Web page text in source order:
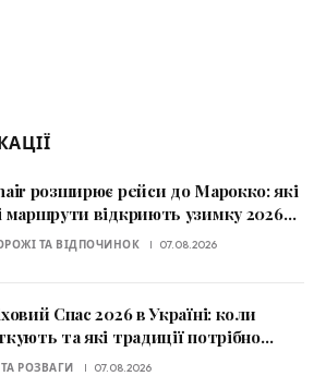
розширює рейси до Марокко: які
маршрути відкриють узимку 2026–
ТА ВІДПОЧИНОК 07.08.2026
Спас 2026 в Україні: коли
та які традиції потрібно
РОЗВАГИ 07.08.2026